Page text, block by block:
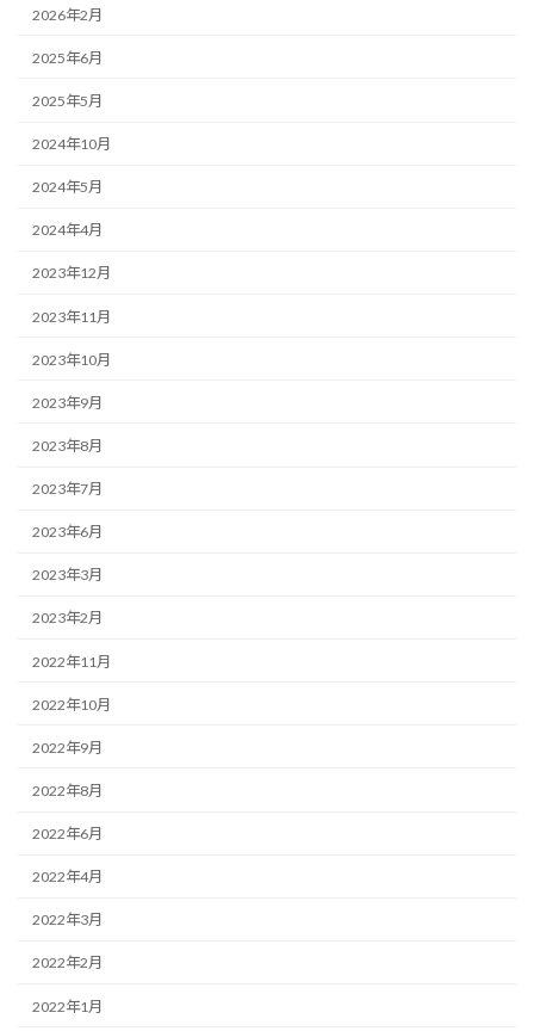
2026年2月
2025年6月
2025年5月
2024年10月
2024年5月
2024年4月
2023年12月
2023年11月
2023年10月
2023年9月
2023年8月
2023年7月
2023年6月
2023年3月
2023年2月
2022年11月
2022年10月
2022年9月
2022年8月
2022年6月
2022年4月
2022年3月
2022年2月
2022年1月